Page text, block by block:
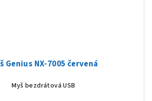
Myš Genius NX-7005 červená
Myš bezdrátová USB